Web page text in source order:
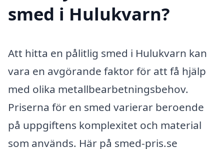
smed i Hulukvarn?
Att hitta en pålitlig smed i Hulukvarn kan
vara en avgörande faktor för att få hjälp
med olika metallbearbetningsbehov.
Priserna för en smed varierar beroende
på uppgiftens komplexitet och material
som används. Här på smed-pris.se